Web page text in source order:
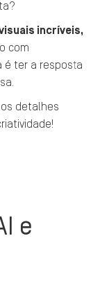
incríveis,
com
é ter a resposta
detalhes
e